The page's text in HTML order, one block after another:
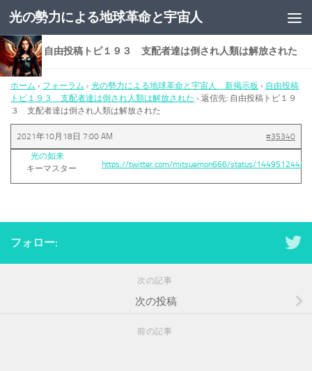
コンテンツへスキップ
光の勢力による地球革命と宇宙人
返信先: 自由投稿トピ１９３ 支配者達は倒され人類は解放された
ホーム › フォーラム › 光の勢力による地球革命と宇宙人 新掲示板 › 自由投稿
トピ１９３ 支配者達は倒され人類は解放された › 返信先: 自由投稿トピ１９
３ 支配者達は倒され人類は解放された
2021年10月18日 7:00 AM
#35340
光の如来
キーマスター
https://twitter.com/mitsuemon666/status/
フォロー:
次の記事
次の投稿
前の記事